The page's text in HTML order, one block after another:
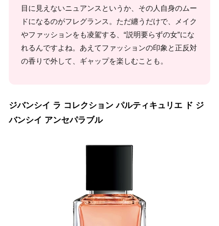
目に見えないニュアンスというか、その人自身のムー
ドになるのがフレグランス。ただ纏うだけで、メイク
やファッションをも凌駕する、“説明要らずの女”にな
れるんですよね。あえてファッションの印象と正反対
の香りで外して、ギャップを楽しむことも。
ジバンシイ ラ コレクション パルティキュリエ ド ジ
バンシイ アンセパラブル